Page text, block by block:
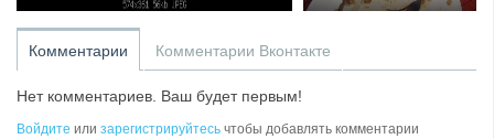
Комментарии Комментарии Вконтакте
Нет комментариев. Ваш будет первым!
Войдите или зарегистрируйтесь чтобы добавлять комментарии